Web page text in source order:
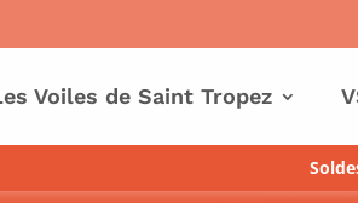
Voiles de Saint Tropez